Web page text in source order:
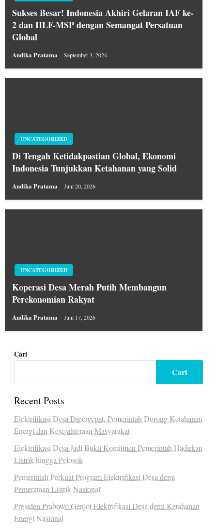
Sukses Besar! Indonesia Akhiri Gelaran IAF ke-
2 dan HLF-MSP dengan Semangat Persatuan
Global
Andika Pratama September 3, 2024
UNCATEGORIZED
Di Tengah Ketidakpastian Global, Ekonomi
Indonesia Tunjukkan Ketahanan yang Solid
Andika Pratama Juni 20, 2026
UNCATEGORIZED
Koperasi Desa Merah Putih Membangun
Perekonomian Rakyat
Andika Pratama Juni 17, 2026
Cari
Cari
Recent Posts
Elektrifikasi Desa Dipercepat, Pemerintah Dorong Ketahanan
Energi dan Kesejahteraan Masyarakat
Elektrifikasi Desa Jadi Bukti Komitmen Pemerintah Hadirkan
Listrik hingga Pelosok
Pemerintah Perkuat Program Elektrifikasi Desa demi
Pemerataan Listrik Nasional
Presiden Prabowo Genjot Elektrifikasi Desa demi Ketahanan
Energi Nasional